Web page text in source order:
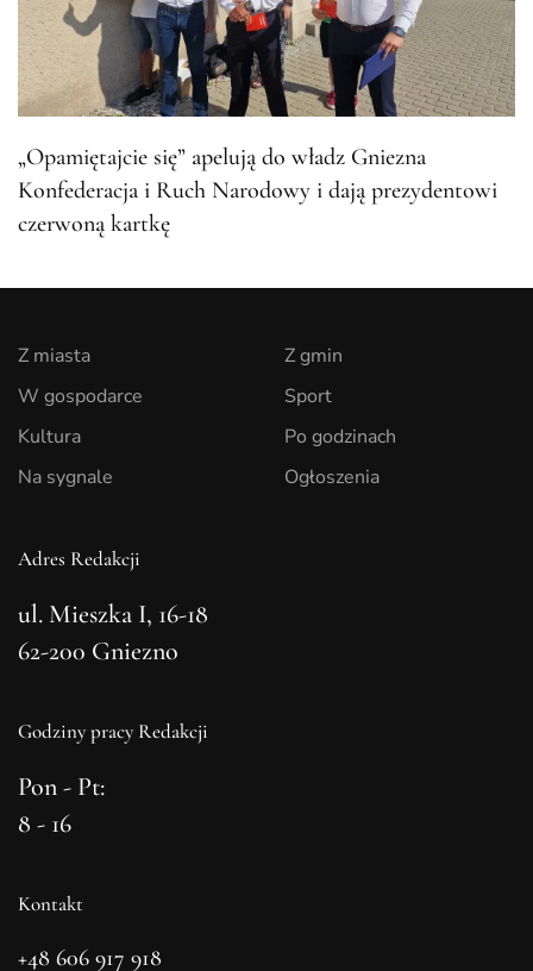
„Opamiętajcie się” apelują do władz Gniezna
Konfederacja i Ruch Narodowy i dają prezydentowi
czerwoną kartkę
Z miasta
W gospodarce
Kultura
Na sygnale
Z gmin
Sport
Po godzinach
Ogłoszenia
Adres Redakcji
ul. Mieszka I, 16-18
62-200 Gniezno
Godziny pracy Redakcji
Pon - Pt:
8 - 16
Kontakt
+48 606 917 918